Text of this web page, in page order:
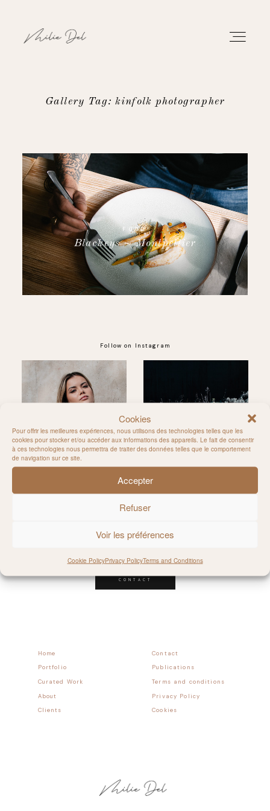
Cookies
Pour offrir les meilleures expériences, nous utilisons des technologies telles que les
cookies pour stocker et/ou accéder aux informations des appareils. Le fait de consentir
à ces technologies nous permettra de traiter des données telles que le comportement
de navigation sur ce site.
Accepter
Refuser
Voir les préférences
Cookie PolicyPrivacy PolicyTerms and Conditions
WORK
ABOUT
CONTACT
Gallery Tag: kinfolk photographer
FOOD
Blackeys ~ Montpellier
Follow on Instagram
Contact
Home
Publications
Portfolio
Terms and conditions
Curated Work
CONTACT
Privacy Policy
About
Cookies
Clients